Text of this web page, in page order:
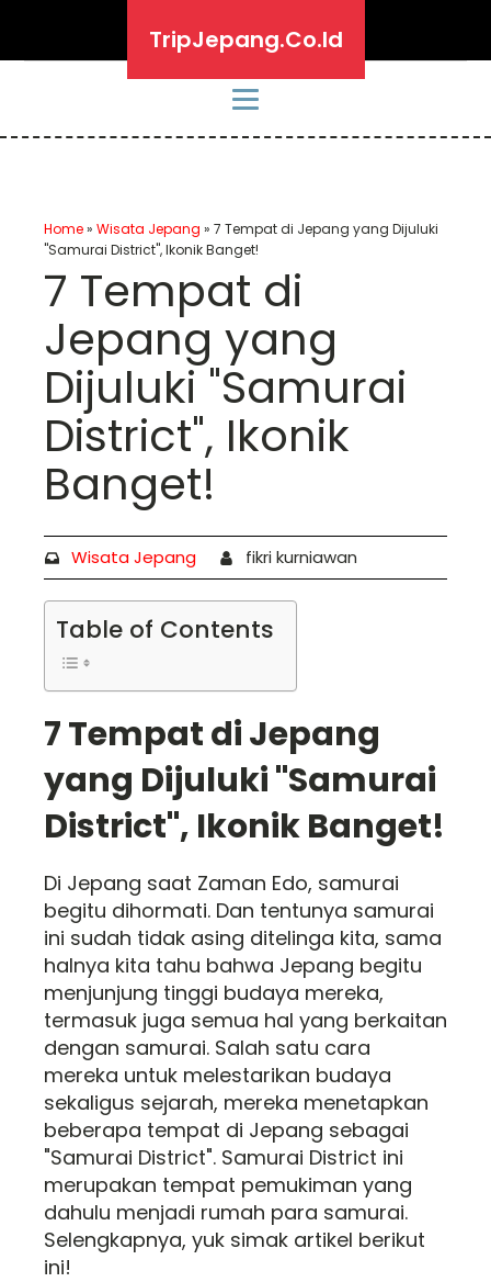
TripJepang.Co.Id
Home» Wisata Jepang » 7 Tempat di Jepang yang Dijuluki
"Samurai District", Ikonik Banget!
7 Tempat di
Jepang yang
Dijuluki "Samurai
District", Ikonik
Banget!
Wisata Jepang fikri kurniawan
Table of Contents
7 Tempat di Jepang
yang Dijuluki "Samurai
District", Ikonik Banget!
Di Jepang saat Zaman Edo, samurai
begitu dihormati. Dan tentunya samurai
ini sudah tidak asing ditelinga kita, sama
halnya kita tahu bahwa Jepang begitu
menjunjung tinggi budaya mereka,
termasuk juga semua hal yang berkaitan
dengan samurai. Salah satu cara
mereka untuk melestarikan budaya
sekaligus sejarah, mereka menetapkan
beberapa tempat di Jepang sebagai
"Samurai District". Samurai District ini
merupakan tempat pemukiman yang
dahulu menjadi rumah para samurai.
Selengkapnya, yuk simak artikel berikut
ini!